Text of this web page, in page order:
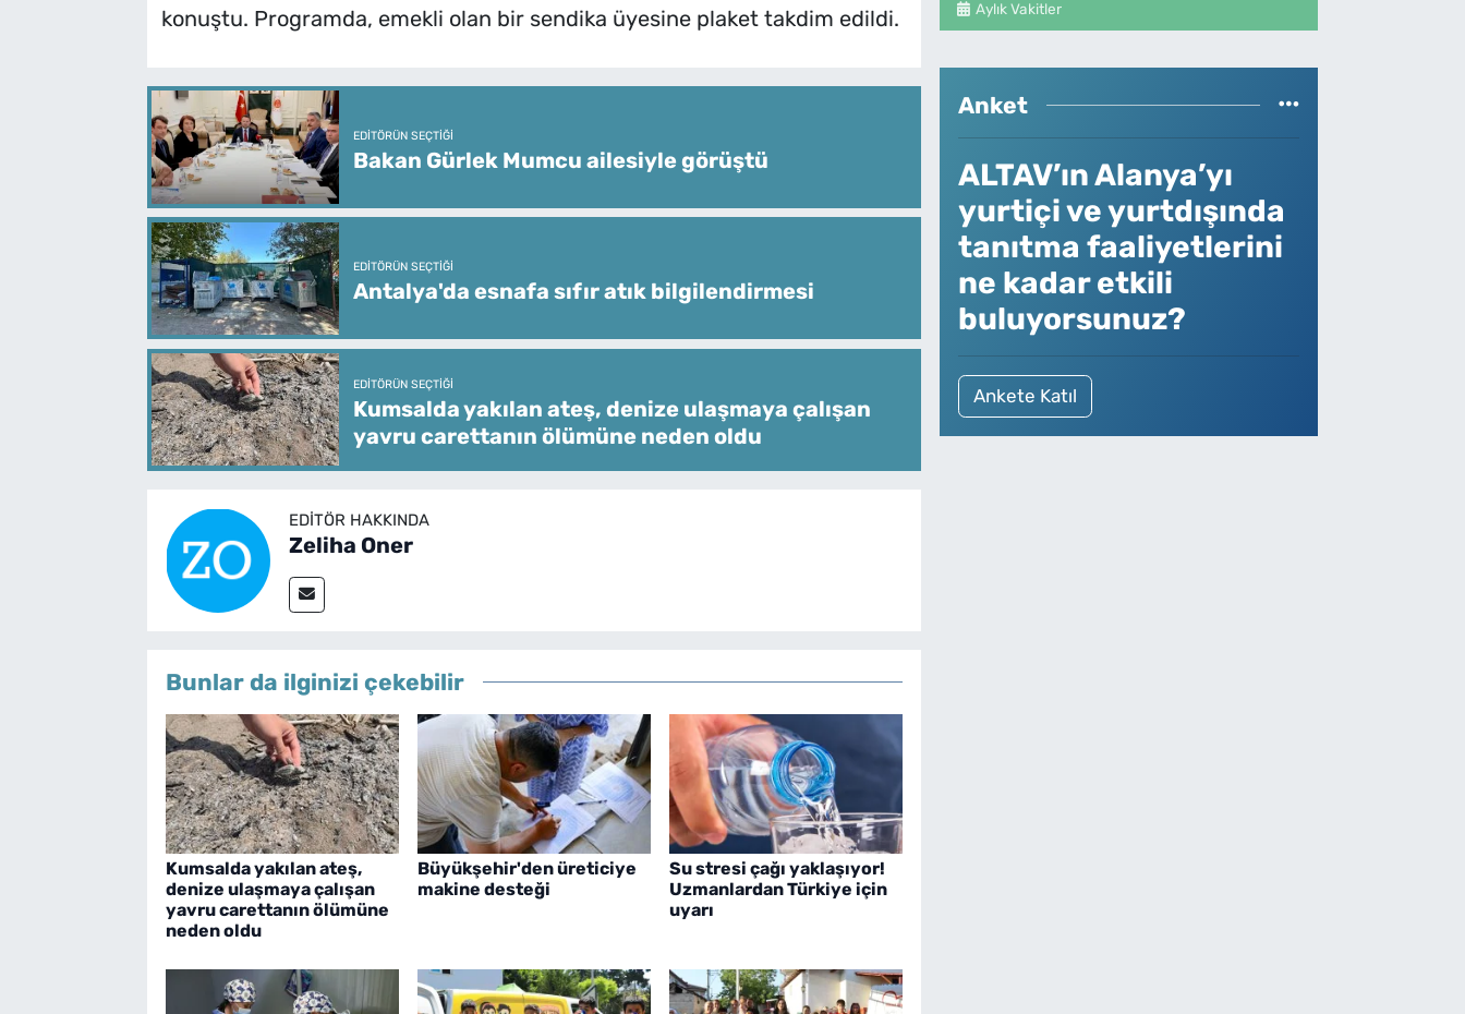
konuştu. Programda, emekli olan bir sendika üyesine plaket takdim edildi.
EDITÖRÜN SEÇTIĞI
Bakan Gürlek Mumcu ailesiyle görüştü
EDITÖRÜN SEÇTIĞI
Antalya'da esnafa sıfır atık bilgilendirmesi
EDITÖRÜN SEÇTIĞI
Kumsalda yakılan ateş, denize ulaşmaya çalışan
yavru carettanın ölümüne neden oldu
EDITÖR HAKKINDA
Zeliha Oner
Bunlar da ilginizi çekebilir
Kumsalda yakılan ateş,
denize ulaşmaya çalışan
yavru carettanın ölümüne
neden oldu
Büyükşehir'den üreticiye
makine desteği
Su stresi çağı yaklaşıyor!
Uzmanlardan Türkiye için
uyarı
Aylık Vakitler
Anket
ALTAV’ın Alanya’yı
yurtiçi ve yurtdışında
tanıtma faaliyetlerini
ne kadar etkili
buluyorsunuz?
Ankete Katıl